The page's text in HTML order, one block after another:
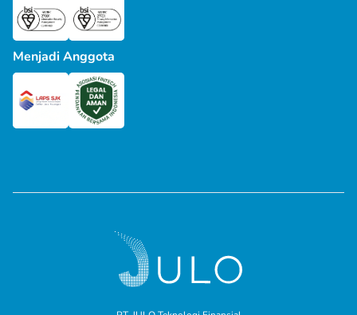
Menjadi Anggota